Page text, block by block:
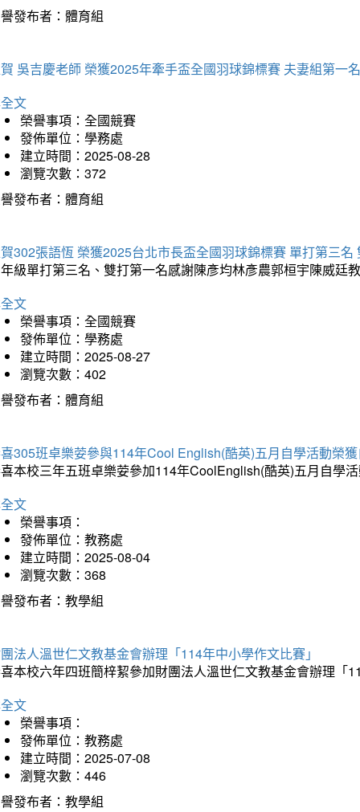
發布者：體育組
吳吉慶老師 榮獲2025年牽手盃全國羽球錦標賽 夫妻組第一名
文
榮譽事項：全國競賽
發佈單位：學務處
建立時間：2025-08-28
瀏覽次數：372
發布者：體育組
302張語恆 榮獲2025台北市長盃全國羽球錦標賽 單打第三名
級單打第三名、雙打第一名感謝陳彥均林彥農郭桓宇陳威廷
文
榮譽事項：全國競賽
發佈單位：學務處
建立時間：2025-08-27
瀏覽次數：402
發布者：體育組
305班卓樂荌參與114年Cool English(酷英)五月自學活動榮
本校三年五班卓樂荌參加114年CoolEnglish(酷英)五月自學
文
榮譽事項：
發佈單位：教務處
建立時間：2025-08-04
瀏覽次數：368
發布者：教學組
法人溫世仁文教基金會辦理「114年中小學作文比賽」
本校六年四班簡梓絜參加財團法人溫世仁文教基金會辦理「
文
榮譽事項：
發佈單位：教務處
建立時間：2025-07-08
瀏覽次數：446
發布者：教學組